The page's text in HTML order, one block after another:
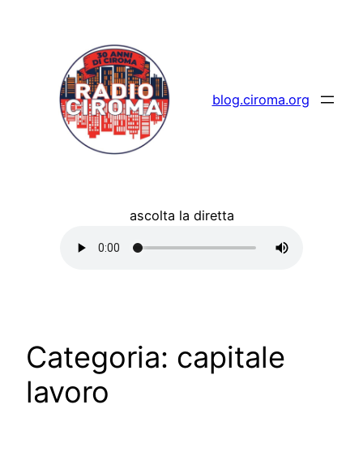
blog.ciroma.org
ascolta la diretta
Categoria: capitale
lavoro